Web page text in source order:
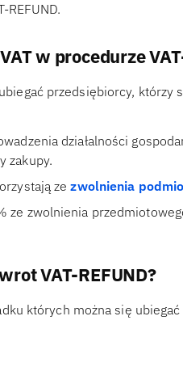
REFUND.
w procedurze
przedsiębiorcy, którzy
działalności
zakupy.
zezwolnienia
ze zwolnienia
VAT-REFUND?
których można się ubiegać